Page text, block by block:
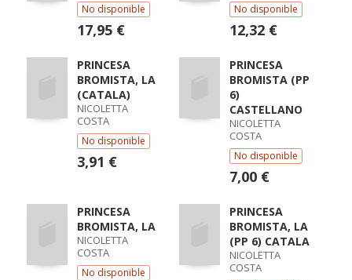
No disponible
17,95 €
No disponible
12,32 €
PRINCESA
BROMISTA, LA
(CATALA)
NICOLETTA
COSTA
No disponible
3,91 €
PRINCESA
BROMISTA (PP
6)
CASTELLANO
NICOLETTA
COSTA
No disponible
7,00 €
PRINCESA
BROMISTA, LA
NICOLETTA
COSTA
No disponible
PRINCESA
BROMISTA, LA
(PP 6) CATALA
NICOLETTA
COSTA